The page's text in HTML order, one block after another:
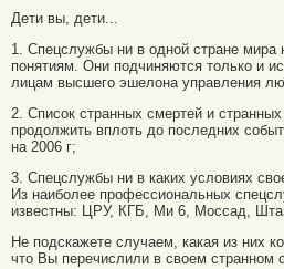
Дети вы, дети...
1. Спецслужбы ни в одной стране
понятиям. Они подчиняются только и
лицам высшего эшелона управления
2. Список странных смертей и
продолжить вплоть до последних
на 2006 г;
3. Спецслужбы ни в каких условиях
Из наиболее профессиональных
известны: ЦРУ, КГБ, Ми 6, Моссад,
Не подскажете случаем, какая из них
что Вы перечислили в своем странном